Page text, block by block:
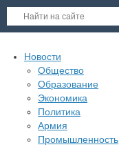
Новости
Общество
Образование
Экономика
Политика
Армия
Промышленность